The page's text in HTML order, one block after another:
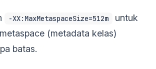
-XX:MaxMetaspaceSize=512m
untuk
(metadata kelas)
batas.